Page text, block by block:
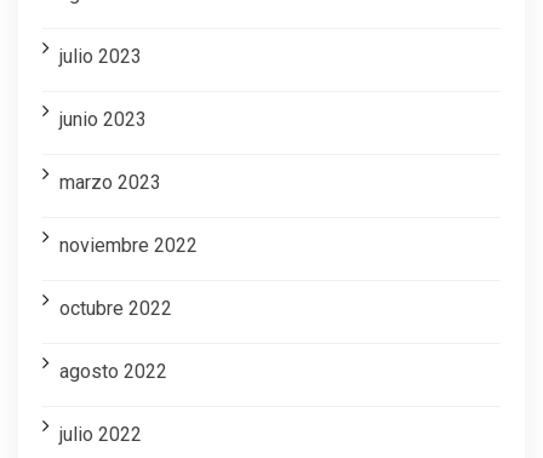
julio 2023
junio 2023
marzo 2023
noviembre 2022
octubre 2022
agosto 2022
julio 2022